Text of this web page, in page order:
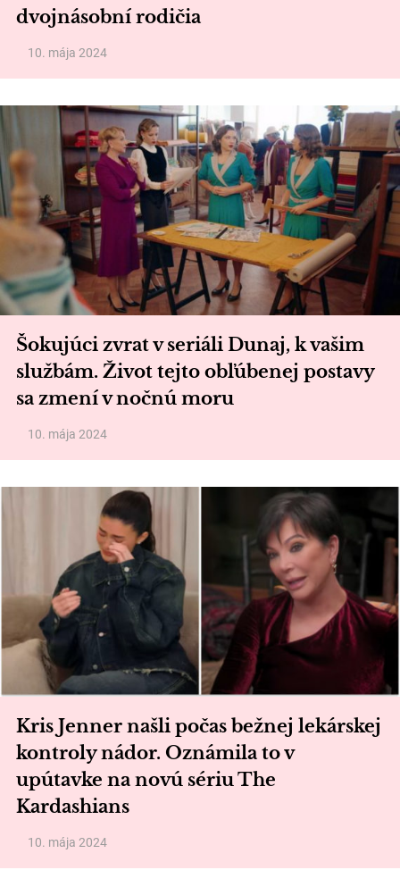
dvojnásobní rodičia
10. mája 2024
Šokujúci zvrat v seriáli Dunaj, k vašim
službám. Život tejto obľúbenej postavy
sa zmení v nočnú moru
10. mája 2024
Kris Jenner našli počas bežnej lekárskej
kontroly nádor. Oznámila to v
upútavke na novú sériu The
Kardashians
10. mája 2024